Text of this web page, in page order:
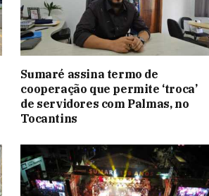
Sumaré assina termo de
cooperação que permite ‘troca’
de servidores com Palmas, no
Tocantins